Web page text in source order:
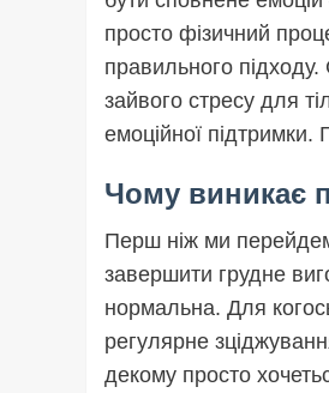
просто фізичний
правильного
зайвого стресу для
емоційної підтримки.
Чому виникає
Перш ніж ми
завершити грудне
нормальна. Для
регулярне
декому просто